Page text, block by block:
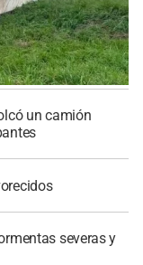
un camión
severas y